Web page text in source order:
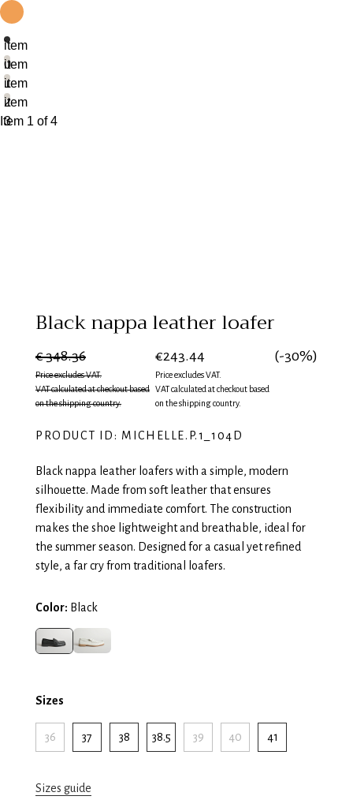
item
0
item
1
item
2
item
3
Item 1 of 4
Black nappa leather loafer
€ 348.36
Price excludes VAT.
VAT calculated at checkout based
on the shipping country.
€243.44
Price excludes VAT.
VAT calculated at checkout based
on the shipping country.
(-30%)
PRODUCT ID: MICHELLE.P.1_104D
Black nappa leather loafers with a simple, modern
silhouette. Made from soft leather that ensures
flexibility and immediate comfort. The construction
makes the shoe lightweight and breathable, ideal for
the summer season. Designed for a casual yet refined
style, a far cry from traditional loafers.
Color: Black
Sizes
36 37 38 38.5 39 40 41
Sizes guide